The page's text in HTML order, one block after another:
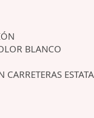
BLANCO